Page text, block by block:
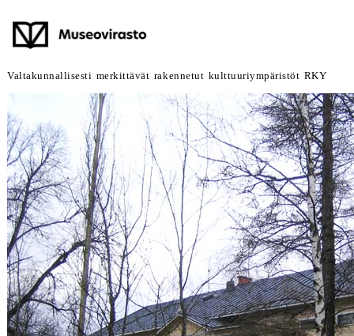
Valtakunnallisesti merkittävät rakennetut kulttuuriympäristöt RKY